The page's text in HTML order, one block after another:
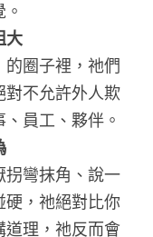
大
圈子裡，祂們
對不允許外人欺
、 員工 、夥伴 。
彎抹角、說一
硬，祂絕對比你
理，祂反而會